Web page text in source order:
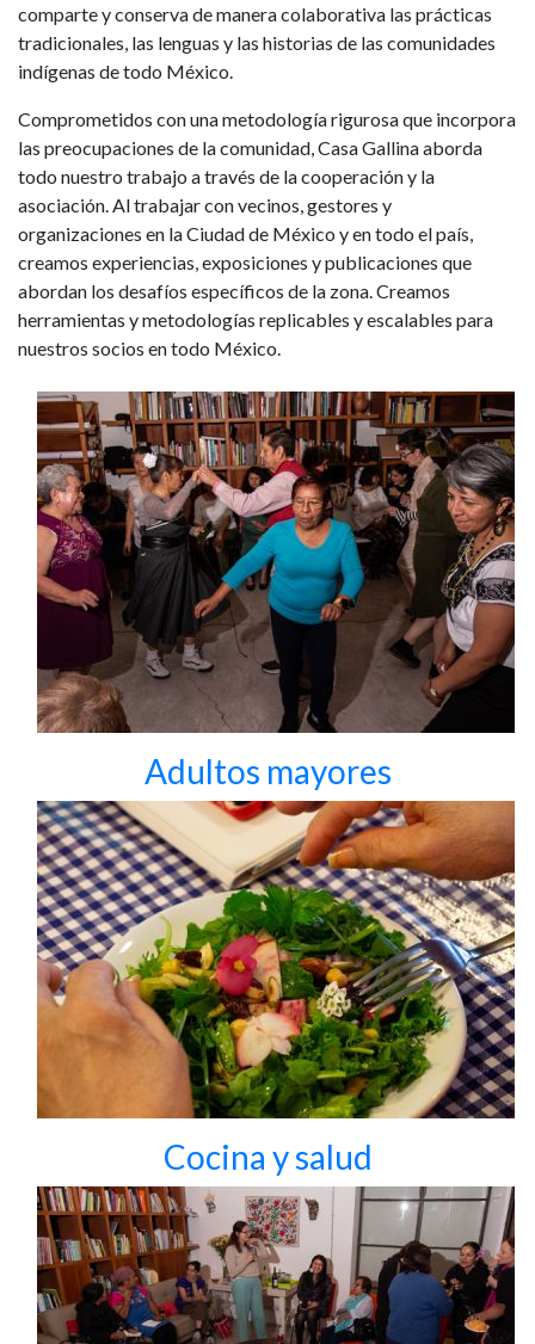
comparte y conserva de manera colaborativa las prácticas
tradicionales, las lenguas y las historias de las comunidades
indígenas de todo México.
Comprometidos con una metodología rigurosa que incorpora
las preocupaciones de la comunidad, Casa Gallina aborda
todo nuestro trabajo a través de la cooperación y la
asociación. Al trabajar con vecinos, gestores y
organizaciones en la Ciudad de México y en todo el país,
creamos experiencias, exposiciones y publicaciones que
abordan los desafíos específicos de la zona. Creamos
herramientas y metodologías replicables y escalables para
nuestros socios en todo México.
Adultos mayores
Cocina y salud